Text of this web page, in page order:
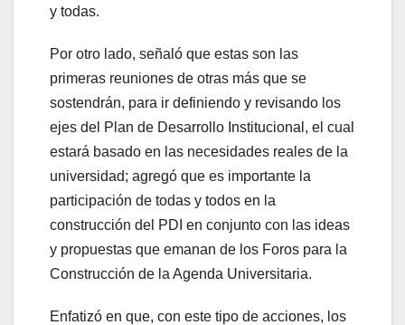
y todas.
Por otro lado, señaló que estas son las
primeras reuniones de otras más que se
sostendrán, para ir definiendo y revisando los
ejes del Plan de Desarrollo Institucional, el cual
estará basado en las necesidades reales de la
universidad; agregó que es importante la
participación de todas y todos en la
construcción del PDI en conjunto con las ideas
y propuestas que emanan de los Foros para la
Construcción de la Agenda Universitaria.
Enfatizó en que, con este tipo de acciones, los